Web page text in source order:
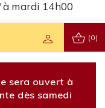
mardi 14h00
shopping_basket (0)
person
sera ouvert à
dès samedi